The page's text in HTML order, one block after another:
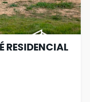
RESIDENCIAL